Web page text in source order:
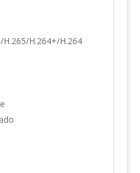
H.264+/H.264